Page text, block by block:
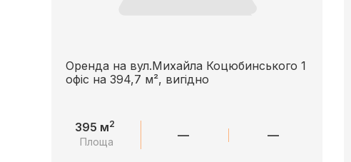
Оренда на вул.Михайла Коцюбинського 1
офіс на 394,7 м², вигідно
395 м2
Площа — —